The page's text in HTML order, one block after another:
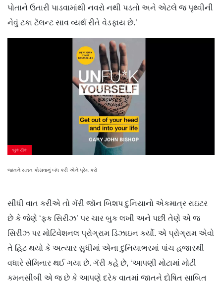
પોતાને ઉતારી પાડવામાંથી નવરો નથી પડતો અને એટલે જ પૃથ્વીની
નેવું ટકા ટૅલન્ટ સાવ વ્યર્થ રીતે વેડફાય છે.’
બુક ટૉક
જાતને સતત કોસવાનું બંધ કરી એને પ્રેમ કરો
સીધી વાત કરીએ તો ગૅરી જૉન બિશપ દુનિયાનો એકમાત્ર રાઇટર
છે કે જેણે ‘ફક સિરીઝ’ પર ચાર બુક લખી અને પછી તેણે એ જ
સિરીઝ પર મોટિવેશનલ પ્રોગ્રામ ડિઝાઇન કર્યો. એ પ્રોગ્રામ એવો
તે હિટ થયો કે અત્યાર સુધીમાં એના દુનિયાભરમાં પાંચ હજારથી
વધારે સેમિનાર થઈ ગયા છે. ગૅરી કહે છે, ‘આપણી મોટામાં મોટી
કમનસીબી એ જ છે કે આપણે દરેક વાતમાં જાતને દોષિત સાબિત